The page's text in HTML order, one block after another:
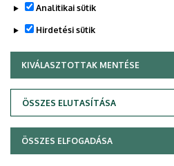
Analitikai sütik
Hirdetési sütik
KIVÁLASZTOTTAK MENTÉSE
ÖSSZES ELUTASÍTÁSA
WITHDRAW CONSENT
ÖSSZES ELFOGADÁSA
Gyermekgyógyászati